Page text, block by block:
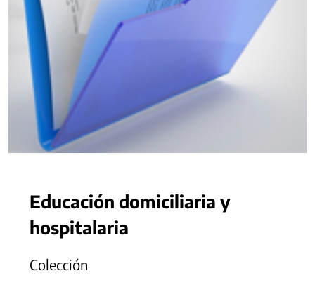
Educación domiciliaria y
hospitalaria
Colección